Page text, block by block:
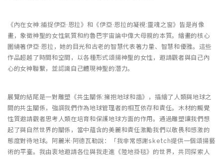
《內在女神:捕捉伊亞·恩拉》和《伊亞·恩拉的凝視:靈魂之窗》皆是肖像
畫，象徵神聖的女性氣質和約魯巴宇宙論中偉大母親的本質。繪畫的核心
圍繞著伊亞·恩拉，她的目光和古老的智慧代表著力量、智慧和優雅。這些
作品超越了時間和空間，以各種形式頌揚神聖的女性，邀請觀者與自己內
心的女神聯繫，並認識自己體現神聖的潛力。
展覽的結尾是一對雕塑《共生關係:擁抱地球和諧》，描繪了人類與地球之
間的共生關係，強調我們作為地球管理者的相互依存和責任。木材的觸覺
性質邀請觀者思考人類在培育和保護地球方面的作用。通過雕塑讓我們想
起了與自然世界的關係，當中蘊含的美麗和責任激勵我們以敬畏和感激的
態度對待地球。阿麗米·阿德瓦勒說：「我非常感謝sketch提供一個頌揚藝
術的平臺。我由衷地邀請各位與我走進《陸地掛毯》的世界，共同探索人